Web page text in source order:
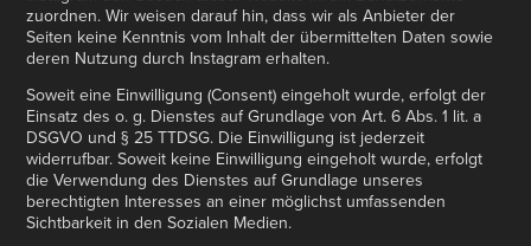
zuordnen. Wir weisen darauf hin, dass wir als Anbieter der
Seiten keine Kenntnis vom Inhalt der übermittelten Daten sowie
deren Nutzung durch Instagram erhalten.
Soweit eine Einwilligung (Consent) eingeholt wurde, erfolgt der
Einsatz des o. g. Dienstes auf Grundlage von Art. 6 Abs. 1 lit. a
DSGVO und § 25 TTDSG. Die Einwilligung ist jederzeit
widerrufbar. Soweit keine Einwilligung eingeholt wurde, erfolgt
die Verwendung des Dienstes auf Grundlage unseres
berechtigten Interesses an einer möglichst umfassenden
Sichtbarkeit in den Sozialen Medien.